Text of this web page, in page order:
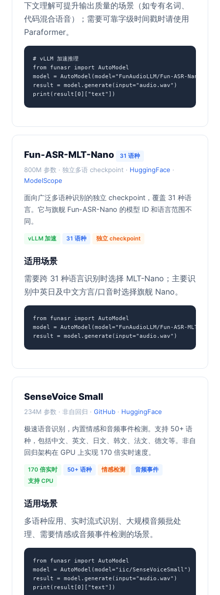
下文理解可提升输出质量的场景（如专有名词、
代码混合语音）；需要可靠字级时间戳时请使用
Paraformer。
# vLLM 加速推理
from funasr import AutoModel
model = AutoModel(model="FunAudioLLM/Fun-ASR-Nano-
result = model.generate(input="audio.wav")
print(result[0]["text"])
Fun-ASR-MLT-Nano 31 语种
800M 参数 · 独立多语 checkpoint · HuggingFace ·
ModelScope
面向广泛多语种识别的独立 checkpoint，覆盖 31 种语
言。它与旗舰 Fun-ASR-Nano 的模型 ID 和语言范围不
同。
vLLM 加速 31 语种 独立 checkpoint
适用场景
需要跨 31 种语言识别时选择 MLT-Nano；主要识
别中英日及中文方言/口音时选择旗舰 Nano。
from funasr import AutoModel
model = AutoModel(model="FunAudioLLM/Fun-ASR-MLT-
result = model.generate(input="audio.wav")
SenseVoice Small
234M 参数 · 非自回归 · GitHub · HuggingFace
极速语音识别，内置情感和音频事件检测。支持 50+ 语
种，包括中文、英文、日文、韩文、法文、德文等。非自
回归架构在 GPU 上实现 170 倍实时速度。
170 倍实时 50+ 语种 情感检测
音频事件
支持 CPU
适用场景
多语种应用、实时流式识别、大规模音频批处
理、需要情感或音频事件检测的场景。
from funasr import AutoModel
model = AutoModel(model="iic/SenseVoiceSmall")
result = model.generate(input="audio.wav")
print(result[0]["text"])